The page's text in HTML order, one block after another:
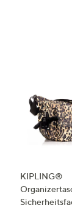
KIPLING®